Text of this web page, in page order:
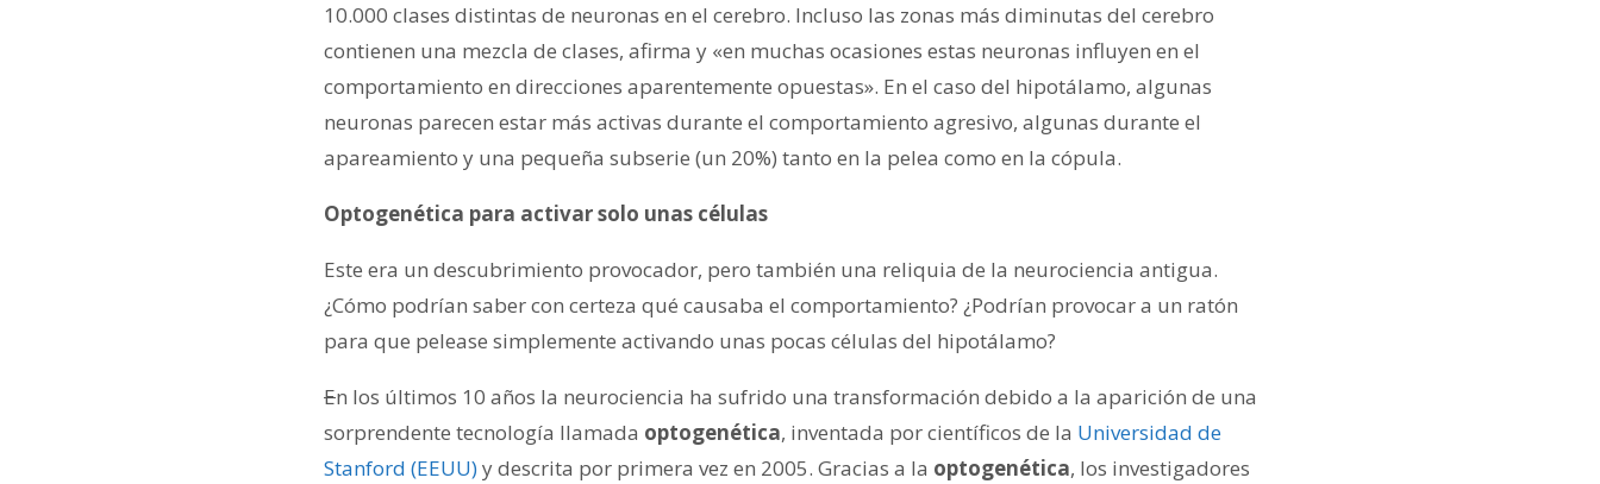
10.000 clases distintas de neuronas en el cerebro. Incluso las zonas más diminutas del cerebro
contienen una mezcla de clases, afirma y «en muchas ocasiones estas neuronas influyen en el
comportamiento en direcciones aparentemente opuestas». En el caso del hipotálamo, algunas
neuronas parecen estar más activas durante el comportamiento agresivo, algunas durante el
apareamiento y una pequeña subserie (un 20%) tanto en la pelea como en la cópula.
Optogenética para activar solo unas células
Este era un descubrimiento provocador, pero también una reliquia de la neurociencia antigua.
¿Cómo podrían saber con certeza qué causaba el comportamiento? ¿Podrían provocar a un ratón
para que pelease simplemente activando unas pocas células del hipotálamo?
En los últimos 10 años la neurociencia ha sufrido una transformación debido a la aparición de una
sorprendente tecnología llamada optogenética, inventada por científicos de la Universidad de
Stanford (EEUU)y descrita por primera vez en 2005. Gracias a la optogenética, los investigadores